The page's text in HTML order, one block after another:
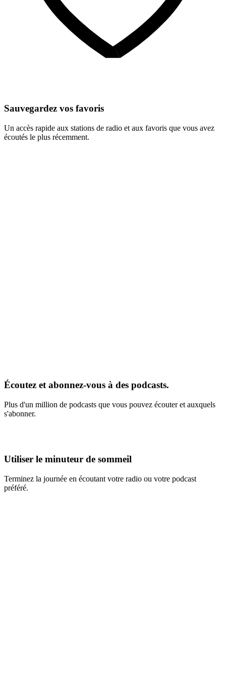
Sauvegardez vos favoris
Un accès rapide aux stations de radio et aux favoris que vous avez
écoutés le plus récemment.
Écoutez et abonnez-vous à des podcasts.
Plus d'un million de podcasts que vous pouvez écouter et auxquels
s'abonner.
Utiliser le minuteur de sommeil
Terminez la journée en écoutant votre radio ou votre podcast
préféré.